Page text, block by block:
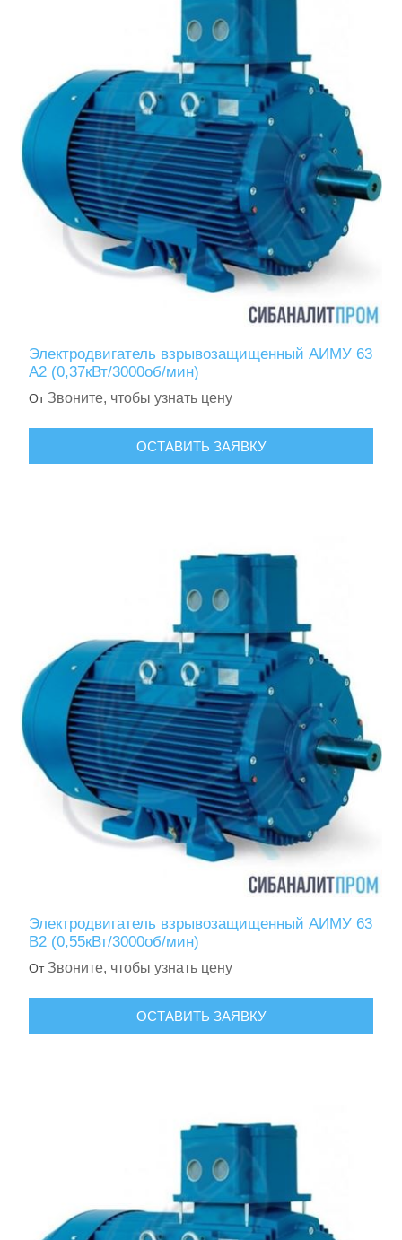
Электродвигатель взрывозащищенный АИМУ 63
А2 (0,37кВт/3000об/мин)
От Звоните, чтобы узнать цену
ОСТАВИТЬ ЗАЯВКУ
Электродвигатель взрывозащищенный АИМУ 63
В2 (0,55кВт/3000об/мин)
От Звоните, чтобы узнать цену
ОСТАВИТЬ ЗАЯВКУ